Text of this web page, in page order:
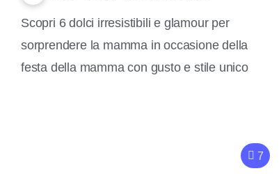
Scopri 6 dolci irresistibili e glamour per
sorprendere la mamma in occasione della
festa della mamma con gusto e stile unico
7